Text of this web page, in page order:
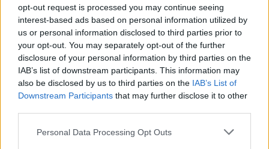
opt-out request is processed you may continue seeing
interest-based ads based on personal information utilized by
us or personal information disclosed to third parties prior to
your opt-out. You may separately opt-out of the further
disclosure of your personal information by third parties on the
IAB’s list of downstream participants. This information may
also be disclosed by us to third parties on the IAB’s List of
Downstream Participants that may further disclose it to other
Personal Data Processing Opt Outs
Ndeshja Argjentinë–Egjipt
vendos rekord historik në
Google, kërkimet arrijnë nivele
të papara
Kina zbulon robotë humanoidë
tepër realistë, të projektuar për
shoqëri afatgjatë